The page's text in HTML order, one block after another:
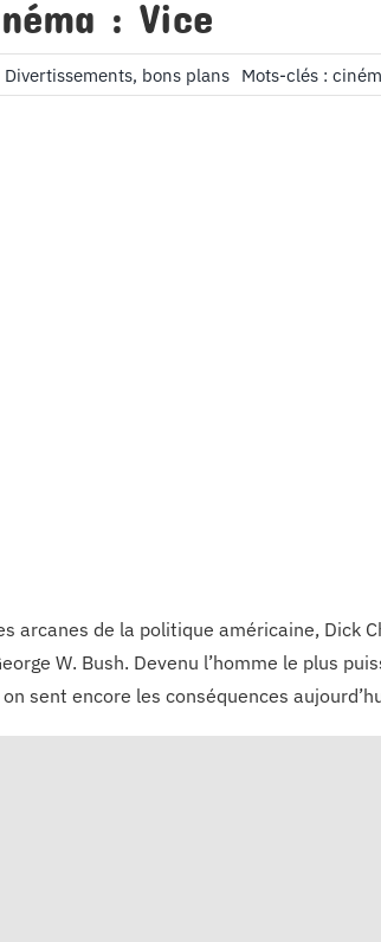
: Vice
Divertissements, bons plans Mots-clés :
arcanes de la politique américaine, Dick
W. Bush. Devenu l’homme le plus
sent encore les conséquences